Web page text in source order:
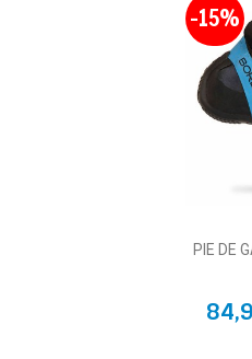
-15%
PIE DE